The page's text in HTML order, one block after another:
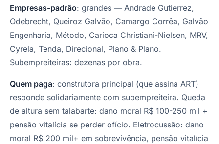
Empresas-padrão: grandes — Andrade Gutierrez,
Odebrecht, Queiroz Galvão, Camargo Corrêa, Galvão
Engenharia, Método, Carioca Christiani-Nielsen, MRV,
Cyrela, Tenda, Direcional, Plano & Plano.
Subempreiteiras: dezenas por obra.
Quem paga: construtora principal (que assina ART)
responde solidariamente com subempreiteira. Queda
de altura sem talabarte: dano moral R$ 100-250 mil +
pensão vitalícia se perder ofício. Eletrocussão: dano
moral R$ 200 mil+ em sobrevivência, pensão vitalícia